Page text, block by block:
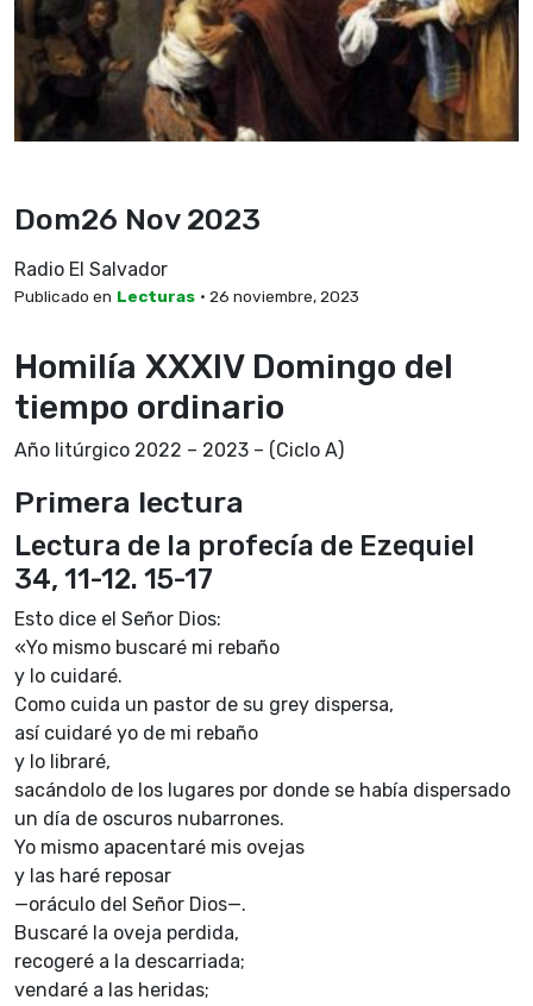
Dom26 Nov 2023
Radio El Salvador
Publicado en Lecturas • 26 noviembre, 2023
Homilía XXXIV Domingo del
tiempo ordinario
Año litúrgico 2022 – 2023 – (Ciclo A)
Primera lectura
Lectura de la profecía de Ezequiel
34, 11-12. 15-17
Esto dice el Señor Dios:
«Yo mismo buscaré mi rebaño
y lo cuidaré.
Como cuida un pastor de su grey dispersa,
así cuidaré yo de mi rebaño
y lo libraré,
sacándolo de los lugares por donde se había dispersado
un día de oscuros nubarrones.
Yo mismo apacentaré mis ovejas
y las haré reposar
—oráculo del Señor Dios—.
Buscaré la oveja perdida,
recogeré a la descarriada;
vendaré a las heridas;